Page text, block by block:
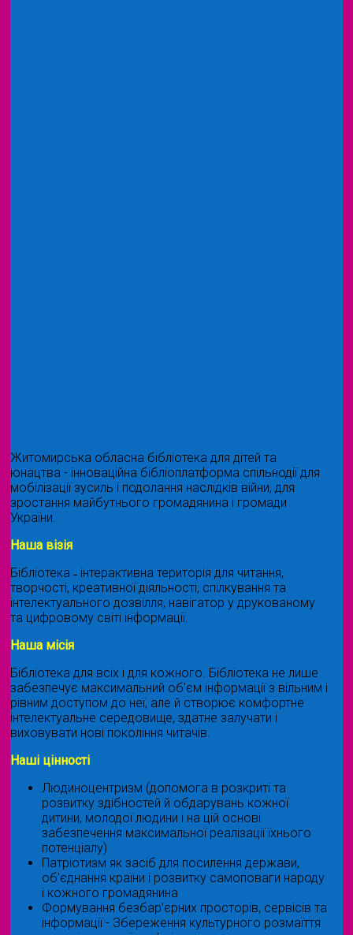
Житомирська обласна бібліотека для дітей та
юнацтва - інноваційна бібліоплатформа спільнодії для
мобілізації зусиль і подолання наслідків війни, для
зростання майбутнього громадянина і громади
України.
Наша візія
Бібліотека ˗ інтерактивна територія для читання,
творчості, креативної діяльності, спілкування та
інтелектуального дозвілля, навігатор у друкованому
та цифровому світі інформації.
Наша місія
Бібліотека для всіх і для кожного. Бібліотека не лише
забезпечує максимальний об'єм інформації з вільним і
рівним доступом до неї, але й створює комфортне
інтелектуальне середовище, здатне залучати і
виховувати нові покоління читачів.
Наші цінності
Людиноцентризм (допомога в розкриті та
розвитку здібностей й обдарувань кожної
дитини, молодої людини і на цій основі
забезпечення максимальної реалізації їхнього
потенціалу)
Патріотизм як засіб для посилення держави,
об'єднання країни і розвитку самоповаги народу
і кожного громадянина
Формування безбар’єрних просторів, сервісів та
інформації - Збереження культурного розмаїття